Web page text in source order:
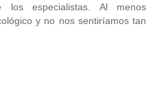
los especialistas. Al menos
y no nos sentiríamos tan